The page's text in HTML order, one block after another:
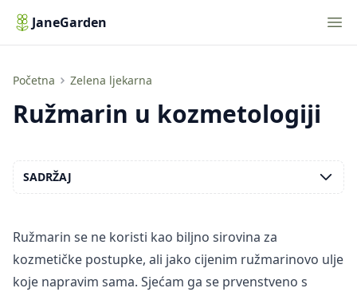
JaneGarden
Početna Zelena ljekarna
Ružmarin u kozmetologiji
Ružmarin u kozmetologiji
Ružmarin se ne koristi kao biljno sirovina za
kozmetičke postupke, ali jako cijenim ružmarinovo ulje
koje napravim sama. Sjećam ga se prvenstveno s
SADRŽAJ